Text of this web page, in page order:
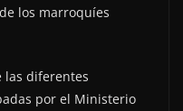
los marroquíes
las diferentes
por el Ministerio